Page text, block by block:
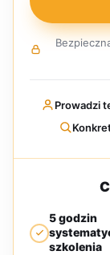
5 godzin
szkolenia
Prowadzi